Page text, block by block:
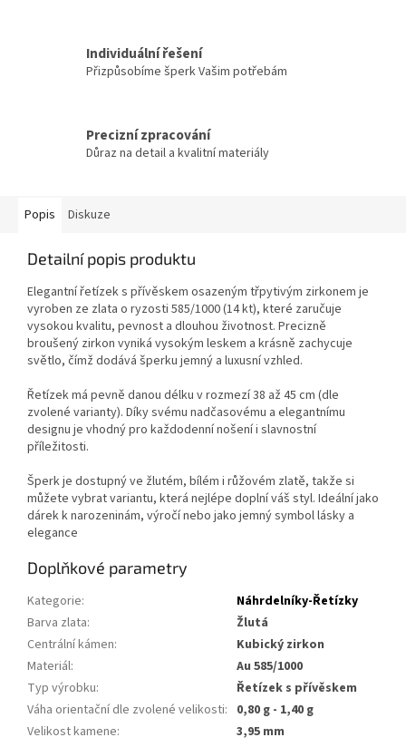
Individuální řešení
Přizpůsobíme šperk Vašim potřebám
Precizní zpracování
Důraz na detail a kvalitní materiály
Popis Diskuze
Detailní popis produktu
Elegantní řetízek s přívěskem osazeným třpytivým zirkonem je
vyroben ze zlata o ryzosti 585/1000 (14 kt), které zaručuje
vysokou kvalitu, pevnost a dlouhou životnost. Precizně
broušený zirkon vyniká vysokým leskem a krásně zachycuje
světlo, čímž dodává šperku jemný a luxusní vzhled.
Řetízek má pevně danou délku v rozmezí 38 až 45 cm (dle
zvolené varianty). Díky svému nadčasovému a elegantnímu
designu je vhodný pro každodenní nošení i slavnostní
příležitosti.
Šperk je dostupný ve žlutém, bílém i růžovém zlatě, takže si
můžete vybrat variantu, která nejlépe doplní váš styl. Ideální jako
dárek k narozeninám, výročí nebo jako jemný symbol lásky a
elegance
Doplňkové parametry
Kategorie:
Náhrdelníky-Řetízky
Barva zlata:
Žlutá
Centrální kámen:
Kubický zirkon
Materiál:
Au 585/1000
Typ výrobku:
Řetízek s přívěskem
Váha orientační dle zvolené velikosti: 0,80 g - 1,40 g
Velikost kamene: 3,95 mm